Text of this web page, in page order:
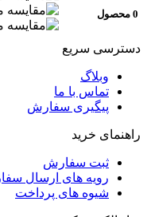
0 محصول
دسترسی سریع
وبلاگ
تماس با ما
پیگیری سفارش
راهنمای خرید
ثبت سفارش
رویه های ارسال
شیوه های پرداخت